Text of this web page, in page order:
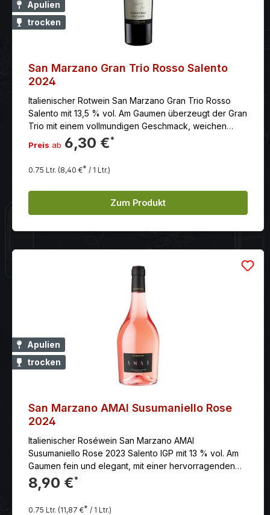
Apulien
trocken
San Marzano Gran Trio Rosso Salento
2024
Italienischer Rotwein San Marzano Gran Trio Rosso
Salento mit 13,5 % vol. Am Gaumen überzeugt der Gran
Trio mit einem vollmundigen Geschmack, weichen
Tanninen und einem langen und angenehmen
Nachhall.
Preis ab 6,30 €*
0.75 Ltr. (8,40 €* / 1 Ltr.)
Zum Produkt
Apulien
trocken
San Marzano AMAI Susumaniello Rose
2024
Italienischer Roséwein San Marzano AMAI
Susumaniello Rose 2023 Salento IGP mit 13 % vol. Am
Gaumen fein und elegant, mit einer hervorragenden
Balance zwischen Frucht, Alkohol und Säure.
8,90 €*
0.75 Ltr. (11,87 €* / 1 Ltr.)